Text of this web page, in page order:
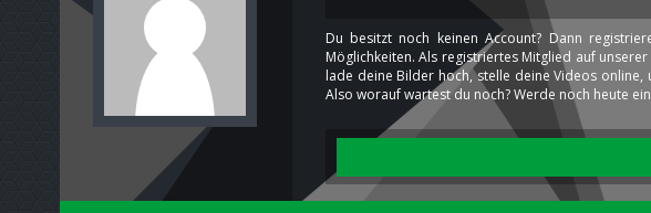
Du besitzt noch keinen Account? Dann
Möglichkeiten. Als registriertes Mitglied auf
lade deine Bilder hoch, stelle deine Videos
Also worauf wartest du noch? Werde noch heute